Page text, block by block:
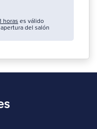
horas es válido
del salón